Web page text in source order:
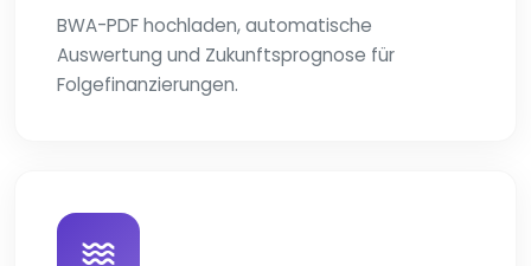
BWA-PDF hochladen, automatische
Auswertung und Zukunftsprognose für
Folgefinanzierungen.